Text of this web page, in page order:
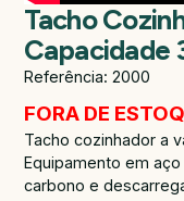
Tacho
Capacidade
Referência: 2000
FORA DE
Tacho cozinhador a
Equipamento em
carbono e